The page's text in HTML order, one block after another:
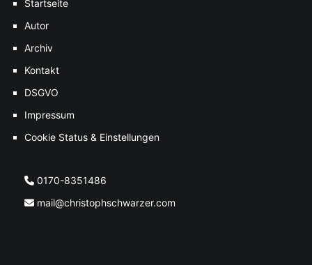
Startseite
Autor
Archiv
Kontakt
DSGVO
Impressum
Cookie Status & Einstellungen
0170-8351486
mail@christophschwarzer.com